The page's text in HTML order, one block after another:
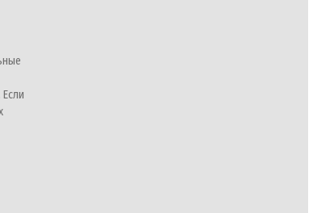
. Если